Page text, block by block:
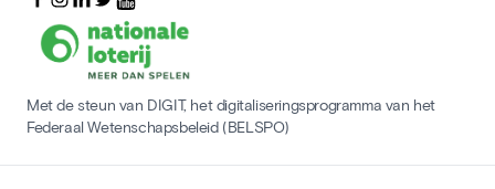
Met de steun van DIGIT, het digitaliseringsprogramma van het
Federaal Wetenschapsbeleid (BELSPO)